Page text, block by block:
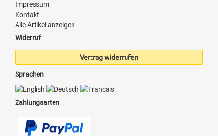
Impressum
Kontakt
Alle Artikel anzeigen
Widerruf
Vertrag widerrufen
Sprachen
Zahlungsarten